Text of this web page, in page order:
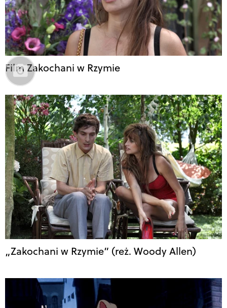
Film Zakochani w Rzymie
„Zakochani w Rzymie” (reż. Woody Allen)